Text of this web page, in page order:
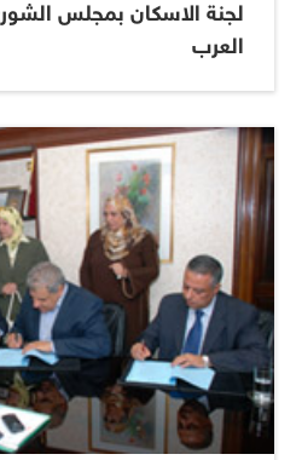
لجنة الاسكان بمجلس
العرب